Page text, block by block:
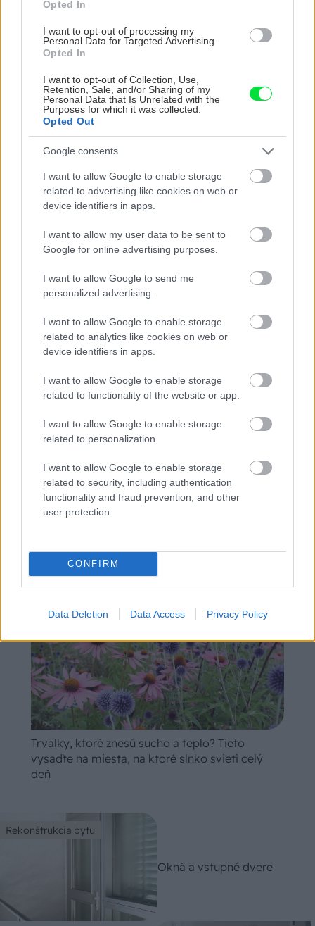
Opted In
I want to opt-out of processing my
Personal Data for Targeted Advertising.
Opted In
I want to opt-out of Collection, Use,
Retention, Sale, and/or Sharing of my
Personal Data that Is Unrelated with the
Purposes for which it was collected.
Opted Out
Google consents
I want to allow Google to enable storage
related to advertising like cookies on web or
device identifiers in apps.
I want to allow my user data to be sent to
Google for online advertising purposes.
I want to allow Google to send me
personalized advertising.
I want to allow Google to enable storage
related to analytics like cookies on web or
device identifiers in apps.
I want to allow Google to enable storage
related to functionality of the website or app.
I want to allow Google to enable storage
related to personalization.
I want to allow Google to enable storage
related to security, including authentication
functionality and fraud prevention, and other
user protection.
CONFIRM
Data Deletion Data Access Privacy Policy
Chystáte sa zatepľovať alebo meniť kotol?
neprísť o tisíce eur
Zapnutá klimatizácia celý deň? Pozrite sa, koľko
vás stojí a prečo sa oplatí zapnúť aj ventilátor
Vnútorné žalúzie sú v 40-stupňových
horúčavách pasca: Prečo z okna robia radiátor
Trvalky, ktoré znesú sucho a teplo? Tieto
vysaďte na miesta, na ktoré slnko svieti celý
deň
Rekonštrukcia bytu
Okná a vstupné dvere